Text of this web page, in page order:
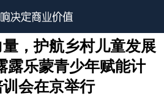
，护航乡村儿童发展
乐蒙青少年赋能计
会在京举行